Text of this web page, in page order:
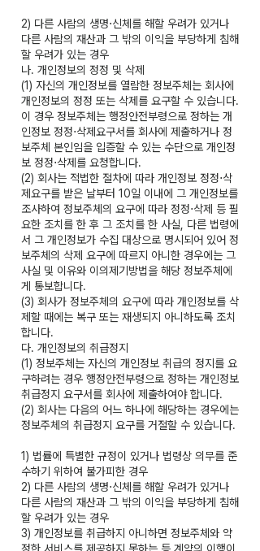
2) 다른 사람의 생명⋅신체를 해할 우려가 있거나
다른 사람의 재산과 그 밖의 이익을 부당하게 침해
할 우려가 있는 경우
나. 개인정보의 정정 및 삭제
(1) 자신의 개인정보를 열람한 정보주체는 회사에
개인정보의 정정 또는 삭제를 요구할 수 있습니다.
이 경우 정보주체는 행정안전부령으로 정하는 개
인정보 정정⋅삭제요구서를 회사에 제출하거나 정
보주체 본인임을 입증할 수 있는 수단으로 개인정
보 정정⋅삭제를 요청합니다.
(2) 회사는 적법한 절차에 따라 개인정보 정정⋅삭
제요구를 받은 날부터 10일 이내에 그 개인정보를
조사하여 정보주체의 요구에 따라 정정⋅삭제 등 필
요한 조치를 한 후 그 조치를 한 사실, 다른 법령에
서 그 개인정보가 수집 대상으로 명시되어 있어 정
보주체의 삭제 요구에 따르지 아니한 경우에는 그
사실 및 이유와 이의제기방법을 해당 정보주체에
게 통보합니다.
(3) 회사가 정보주체의 요구에 따라 개인정보를 삭
제할 때에는 복구 또는 재생되지 아니하도록 조치
합니다.
다. 개인정보의 취급정지
(1) 정보주체는 자신의 개인정보 취급의 정지를 요
구하려는 경우 행정안전부령으로 정하는 개인정보
취급정지 요구서를 회사에 제출하여야 합니다.
(2) 회사는 다음의 어느 하나에 해당하는 경우에는
정보주체의 취급정지 요구를 거절할 수 있습니다.
1) 법률에 특별한 규정이 있거나 법령상 의무를 준
수하기 위하여 불가피한 경우
2) 다른 사람의 생명⋅신체를 해할 우려가 있거나
다른 사람의 재산과 그 밖의 이익을 부당하게 침해
할 우려가 있는 경우
3) 개인정보를 취급하지 아니하면 정보주체와 약
정한 서비스를 제공하지 못하는 등 계약의 이행이